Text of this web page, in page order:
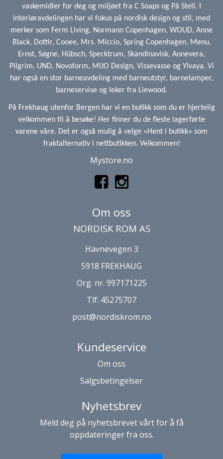
vaskemidler for deg og miljøet fra C Soaps og På Stell. I
interiøravdelingen har vi fokus på nordisk design og stil, med
merker som Ferm Living, Normann Copenhagen, WOUD, Anne
Black, Dottir, Cooee, Mrs. Miccio, Spring Copenhagen, Menu,
Ernst, Søgne, Hübsch, Specktrum, Skandinavisk, Annevera,
Pilgrim, UND, Novoform, MIJO Design, Vissevasse og Ylvaya. Vi
har også en stor barneavdeling med barneutstyr, barnelamper,
barneservise og leker fra Liewood.
På Frekhaug utenfor Bergen har vi en butikk som du er hjertelig
velkommen til å besøke! Her finner du de fleste lagerførte
varene våre. Det er også mulig å velge «Hent i butikk» som
fraktalternativ i nettbutikken. Velkommen!
Mystore.no
Om oss
NORDISK ROM AS
Havnevegen 3
5918 FREKHAUG
Org. nr. 997171225
Tlf: 45275707
post@nordiskrom.no
Kundeservice
Om oss
Salgsbetingelser
Nyhetsbrev
Meld deg på nyhetsbrevet vårt for å få
oppdateringer fra oss.